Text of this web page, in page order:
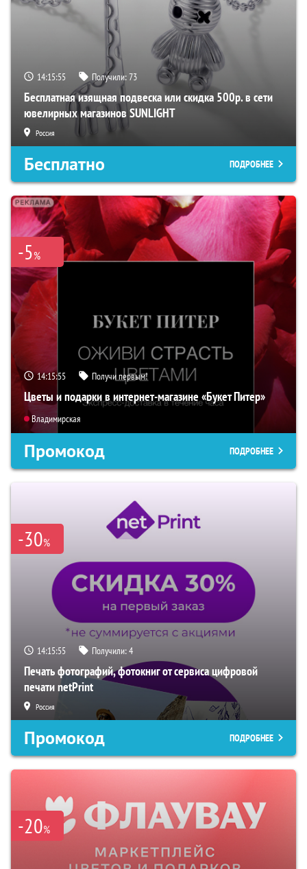
14:15:54 Получили:73
Бесплатная изящная подвеска или скидка 500р. в сети
ювелирных магазинов SUNLIGHT
Россия
Бесплатно ПОДРОБНЕЕ
-5%
14:15:54 Получи первым!
Цветы и подарки в интернет-магазине «Букет Питер»
Владимирская
Промокод ПОДРОБНЕЕ
-30%
14:15:54 Получили:4
Печать фотографий, фотокниг от сервиса цифровой
печати netPrint
Россия
Промокод ПОДРОБНЕЕ
-20%